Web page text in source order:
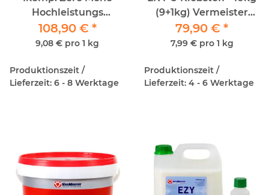
Hochleistungs
Klebstoff EC1-Plus -
Parkettkleber 12kg
108,90 € *
9,08 € pro 1 kg
Produktionszeit /
Lieferzeit: 6 - 8 Werktage
(9+1kg) Vermeister
Repox
79,90 € *
7,99 € pro 1 kg
Produktionszeit /
Lieferzeit: 4 - 6 Werktage